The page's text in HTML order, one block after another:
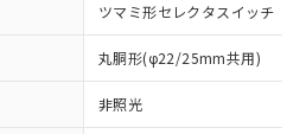
ツマミ形セレクタスイッチ
丸胴形(φ22/25mm共用)
非照光